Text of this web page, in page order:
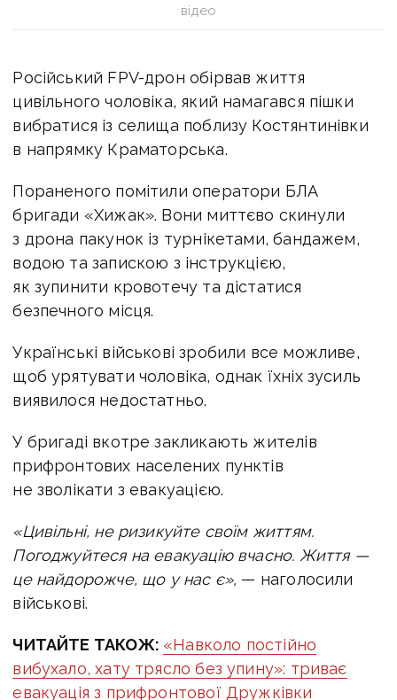
відео
Російський FPV-дрон обірвав життя
цивільного чоловіка, який намагався пішки
вибратися із селища поблизу Костянтинівки
в напрямку Краматорська.
Пораненого помітили оператори БЛА
бригади «Хижак». Вони миттєво скинули
з дрона пакунок із турнікетами, бандажем,
водою та запискою з інструкцією,
як зупинити кровотечу та дістатися
безпечного місця.
Українські військові зробили все можливе,
щоб урятувати чоловіка, однак їхніх зусиль
виявилося недостатньо.
У бригаді вкотре закликають жителів
прифронтових населених пунктів
не зволікати з евакуацією.
«Цивільні, не ризикуйте своїм життям.
Погоджуйтеся на евакуацію вчасно. Життя —
це найдорожче, що у нас є», — наголосили
військові.
ЧИТАЙТЕ ТАКОЖ: «Навколо постійно
вибухало, хату трясло без упину»: триває
евакуація з прифронтової Дружківки